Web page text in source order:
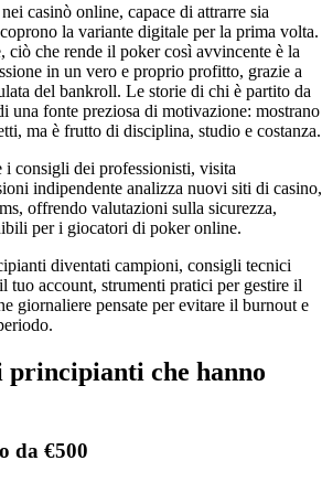
casinò online, capace di attrarre sia
la variante digitale per la prima volta.
ciò che rende il poker così avvincente è la
in un vero e proprio profitto, grazie a
del bankroll. Le storie di chi è partito da
una fonte preziosa di motivazione: mostrano
ma è frutto di disciplina, studio e costanza.
consigli dei professionisti, visita
indipendente analizza nuovi siti di casino,
offrendo valutazioni sulla sicurezza,
per i giocatori di poker online.
diventati campioni, consigli tecnici
tuo account, strumenti pratici per gestire il
giornaliere pensate per evitare il burnout e
principianti che hanno
da €500